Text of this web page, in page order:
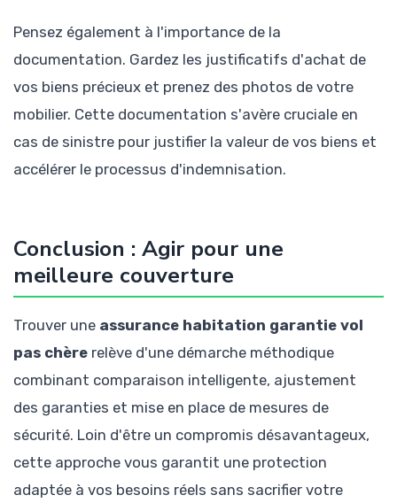
Pensez également à l'importance de la
documentation. Gardez les justificatifs d'achat de
vos biens précieux et prenez des photos de votre
mobilier. Cette documentation s'avère cruciale en
cas de sinistre pour justifier la valeur de vos biens et
accélérer le processus d'indemnisation.
Conclusion : Agir pour une
meilleure couverture
Trouver une assurance habitation garantie vol
pas chère relève d'une démarche méthodique
combinant comparaison intelligente, ajustement
des garanties et mise en place de mesures de
sécurité. Loin d'être un compromis désavantageux,
cette approche vous garantit une protection
adaptée à vos besoins réels sans sacrifier votre